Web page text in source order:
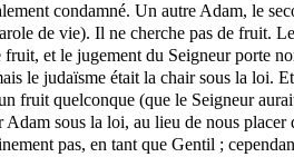
condamné. Un autre Adam, le
de vie). Il ne cherche pas de fruit.
et le jugement du Seigneur porte
le judaïsme était la chair sous la
fruit quelconque (que le Seigneur
sous la loi, au lieu de nous
pas, en tant que Gentil ;